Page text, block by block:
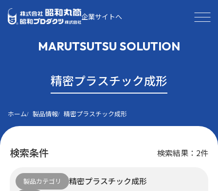
企業サイトへ
MARUTSUTSU SOLUTION
精密プラスチック成形
ホーム 製品情報 精密プラスチック成形
検索条件 検索結果：2件
製品カテゴリ 精密プラスチック成形